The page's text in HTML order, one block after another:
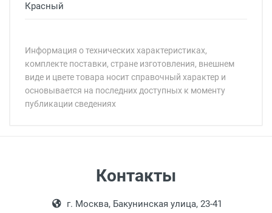
Красный
Информация о технических характеристиках,
комплекте поставки, стране изготовления, внешнем
виде и цвете товара носит справочный характер и
основывается на последних доступных к моменту
публикации сведениях
18:00, по субботам с 11:00 до 15:00, в
Контакты
г. Москва, Бакунинская улица, 23-41